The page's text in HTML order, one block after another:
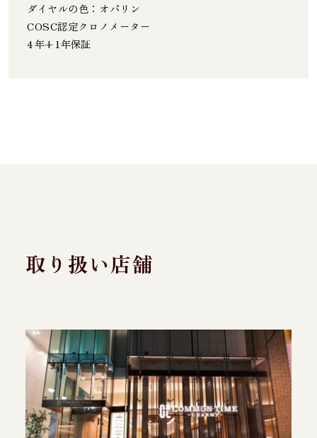
ダイヤルの色：オパリン
COSC認定クロノメーター
4年+1年保証
取り扱い店舗